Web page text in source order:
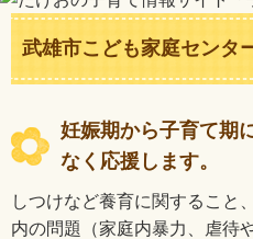
武雄市こども家庭センタ
妊娠期から子育て期
なく応援します。
しつけなど養育に関すること
内の問題（家庭内暴力、虐待